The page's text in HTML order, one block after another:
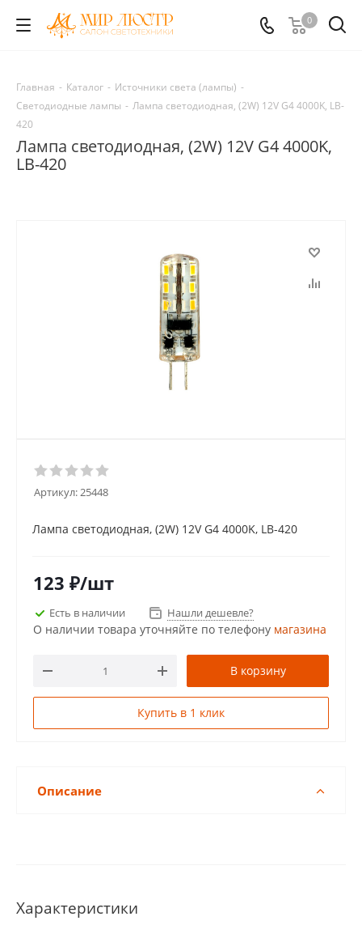
0
Главная - Каталог - Источники света (лампы) -
Светодиодные лампы - Лампа светодиодная, (2W) 12V G4 4000K, LB-
420
Лампа светодиодная, (2W) 12V G4 4000K,
LB-420
Артикул:25448
Лампа светодиодная, (2W) 12V G4 4000K, LB-420
123 ₽/шт
Есть в наличии Нашли дешевле?
О наличии товара уточняйте по телефону магазина
В корзину
Купить в 1 клик
Описание
Характеристики